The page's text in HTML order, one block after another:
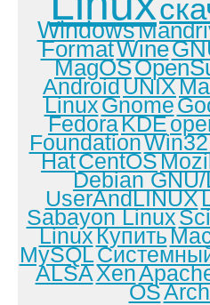
Windows
FormatWine
MagOS
AndroidUNIX
LinuxGnome
FedoraKDE
Foundation
HatCentOS
Debian
UserAndLINUX
Sabayon Linux
LinuxКупить
MySQL
ALSAXen
OS